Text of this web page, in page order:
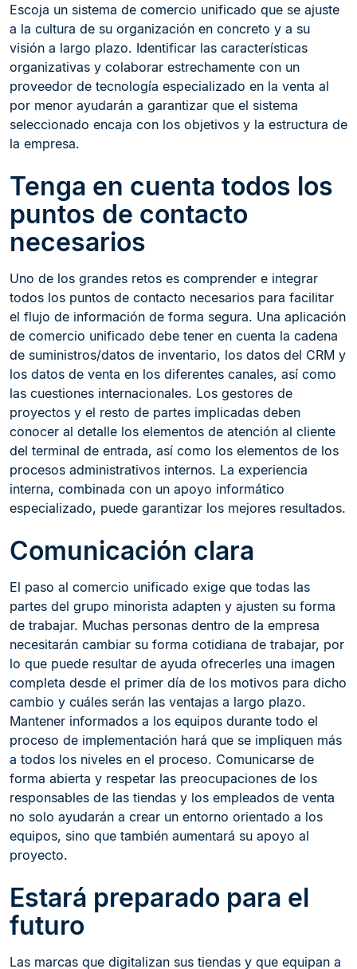
Escoja un sistema de comercio unificado que se ajuste
a la cultura de su organización en concreto y a su
visión a largo plazo. Identificar las características
organizativas y colaborar estrechamente con un
proveedor de tecnología especializado en la venta al
por menor ayudarán a garantizar que el sistema
seleccionado encaja con los objetivos y la estructura de
la empresa.
Tenga en cuenta todos los
puntos de contacto
necesarios
Uno de los grandes retos es comprender e integrar
todos los puntos de contacto necesarios para facilitar
el flujo de información de forma segura. Una aplicación
de comercio unificado debe tener en cuenta la cadena
de suministros/datos de inventario, los datos del CRM y
los datos de venta en los diferentes canales, así como
las cuestiones internacionales. Los gestores de
proyectos y el resto de partes implicadas deben
conocer al detalle los elementos de atención al cliente
del terminal de entrada, así como los elementos de los
procesos administrativos internos. La experiencia
interna, combinada con un apoyo informático
especializado, puede garantizar los mejores resultados.
Comunicación clara
El paso al comercio unificado exige que todas las
partes del grupo minorista adapten y ajusten su forma
de trabajar. Muchas personas dentro de la empresa
necesitarán cambiar su forma cotidiana de trabajar, por
lo que puede resultar de ayuda ofrecerles una imagen
completa desde el primer día de los motivos para dicho
cambio y cuáles serán las ventajas a largo plazo.
Mantener informados a los equipos durante todo el
proceso de implementación hará que se impliquen más
a todos los niveles en el proceso. Comunicarse de
forma abierta y respetar las preocupaciones de los
responsables de las tiendas y los empleados de venta
no solo ayudarán a crear un entorno orientado a los
equipos, sino que también aumentará su apoyo al
proyecto.
Estará preparado para el
futuro
Las marcas que digitalizan sus tiendas y que equipan a